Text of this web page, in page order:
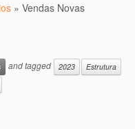
» Vendas Novas
and tagged 2023
Estrutura